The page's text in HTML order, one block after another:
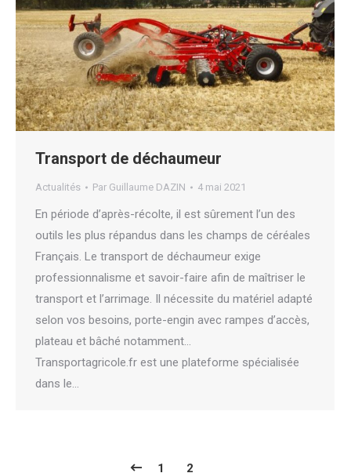
Transport de déchaumeur
Actualités Par Guillaume DAZIN 4 mai 2021
En période d’après-récolte, il est sûrement l’un des
outils les plus répandus dans les champs de céréales
Français. Le transport de déchaumeur exige
professionnalisme et savoir-faire afin de maîtriser le
transport et l’arrimage. Il nécessite du matériel adapté
selon vos besoins, porte-engin avec rampes d’accès,
plateau et bâché notamment…
Transportagricole.fr est une plateforme spécialisée
dans le…
1 2